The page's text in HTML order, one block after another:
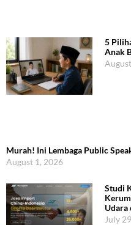
5
Anak
Murah! Ini Lembaga Public
August 1, 2026
Studi
Udara
July